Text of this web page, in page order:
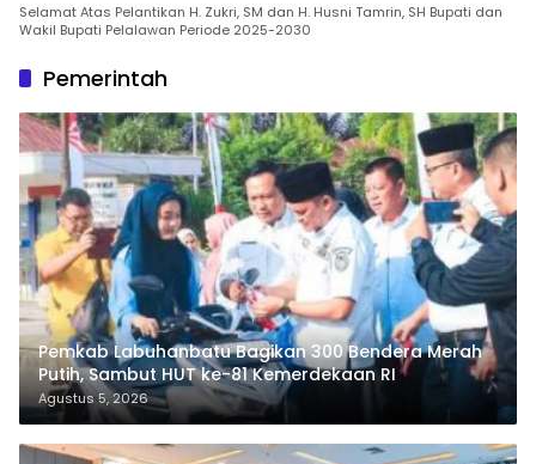
Selamat Atas Pelantikan H. Zukri, SM dan H. Husni Tamrin, SH Bupati dan
Wakil Bupati Pelalawan Periode 2025-2030
Pemerintah
Pemkab Labuhanbatu Bagikan 300 Bendera Merah
Putih, Sambut HUT ke-81 Kemerdekaan RI
Agustus 5, 2026